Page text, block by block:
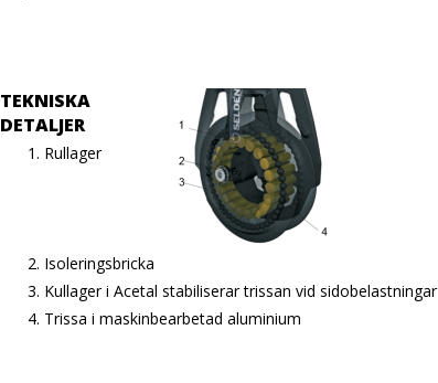
TEKNISKA
DETALJER
Rullager
Isoleringsbricka
Kullager i Acetal stabiliserar trissan vid sidobelastningar
Trissa i maskinbearbetad aluminium